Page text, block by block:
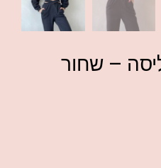
– שחור